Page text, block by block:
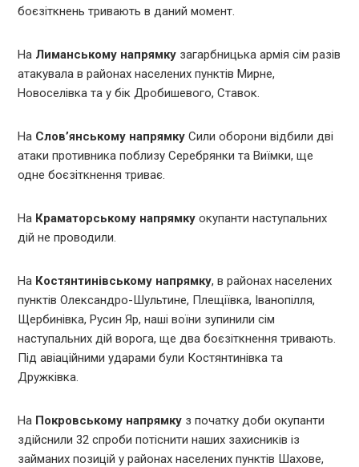
боєзіткнень тривають в даний момент.
На Лиманському напрямку загарбницька армія сім разів
атакувала в районах населених пунктів Мирне,
Новоселівка та у бік Дробишевого, Ставок.
На Слов’янському напрямку Сили оборони відбили дві
атаки противника поблизу Серебрянки та Виїмки, ще
одне боєзіткнення триває.
На Краматорському напрямку окупанти наступальних
дій не проводили.
На Костянтинівському напрямку, в районах населених
пунктів Олександро-Шультине, Плещіївка, Іванопілля,
Щербинівка, Русин Яр, наші воїни зупинили сім
наступальних дій ворога, ще два боєзіткнення тривають.
Під авіаційними ударами були Костянтинівка та
Дружківка.
На Покровському напрямку з початку доби окупанти
здійснили 32 спроби потіснити наших захисників із
займаних позицій у районах населених пунктів Шахове,